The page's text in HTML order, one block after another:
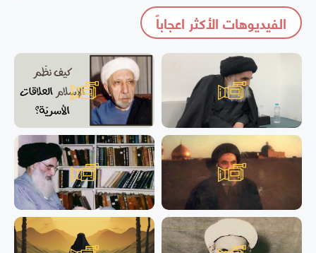
الفيديوهات الأكثر اعجاباً